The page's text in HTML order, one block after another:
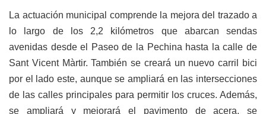
La actuación municipal comprende la mejora del trazado a
lo largo de los 2,2 kilómetros que abarcan sendas
avenidas desde el Paseo de la Pechina hasta la calle de
Sant Vicent Màrtir. También se creará un nuevo carril bici
por el lado este, aunque se ampliará en las intersecciones
de las calles principales para permitir los cruces. Además,
se ampliará y mejorará el pavimento de acera, se